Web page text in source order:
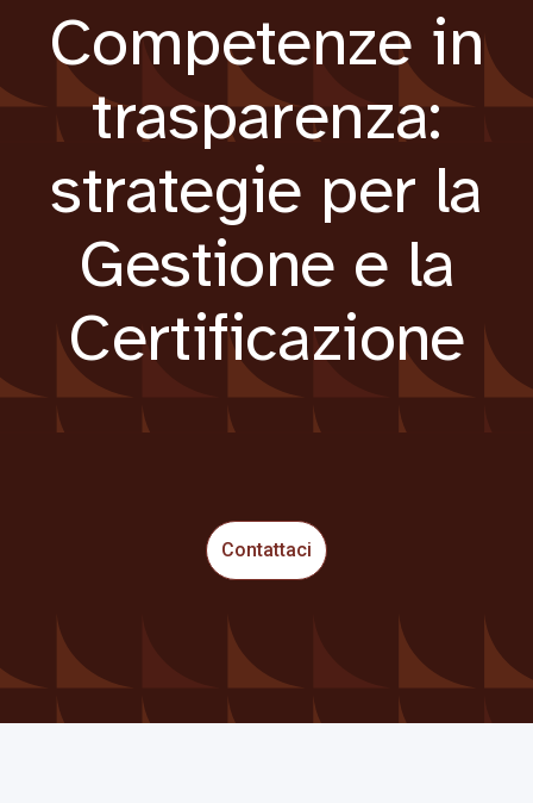
Competenze in
trasparenza:
strategie per la
Gestione e la
Certificazione
Contattaci